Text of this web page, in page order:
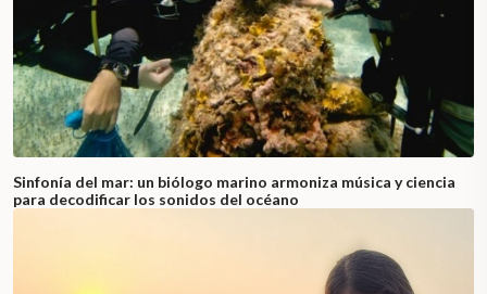
Sinfonía del mar: un biólogo marino armoniza música y ciencia
para decodificar los sonidos del océano